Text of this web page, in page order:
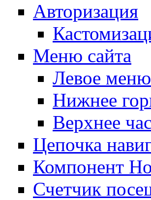
Авторизация
Меню сайта
Левое меню
Нижнее
Верхнее
Цепочка
Компонент
Счетчик